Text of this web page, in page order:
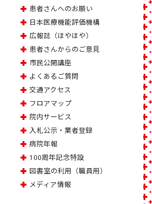
患者さんへのお願い
日本医療機能評価機構
広報誌（ほやほや）
患者さんからのご意見
市民公開講座
よくあるご質問
交通アクセス
フロアマップ
院内サービス
入札公示・業者登録
病院年報
100周年記念特設
図書室の利用（職員用）
メディア情報